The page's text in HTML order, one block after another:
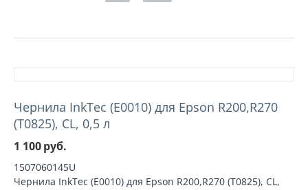
Чернила InkTec (E0010) для Epson R200,R270
(T0825), CL, 0,5 л
1 100руб.
1507060145U
Чернила InkTec (E0010) для Epson R200,R270 (T0825), CL,